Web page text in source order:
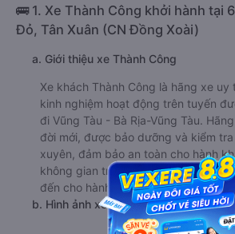
🚌 1. Xe Thành Công khởi hành tại
Đỏ, Tân Xuân (CN Đồng Xoài)
a. Giới thiệu xe Thành Công
Xe khách Thành Công là hãng xe uy
kinh nghiệm hoạt động trên tuyến
đi Vũng Tàu - Bà Rịa-Vũng Tàu.
đời mới, được bảo dưỡng và kiểm
xuyên, đảm bảo an toàn cho hành
không gian trong xe cũng được vệ
đến cho hành khách trải nghiệm
b. Hình ảnh xe Thành Công